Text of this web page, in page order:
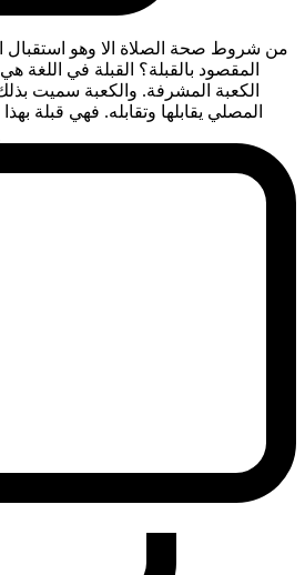
من شروط صحة الصلاة الا وهو استقبال
المقصود بالقبلة؟ القبلة في اللغة
الكعبة المشرفة. والكعبة سميت
المصلي يقابلها وتقابله. فهي قبلة